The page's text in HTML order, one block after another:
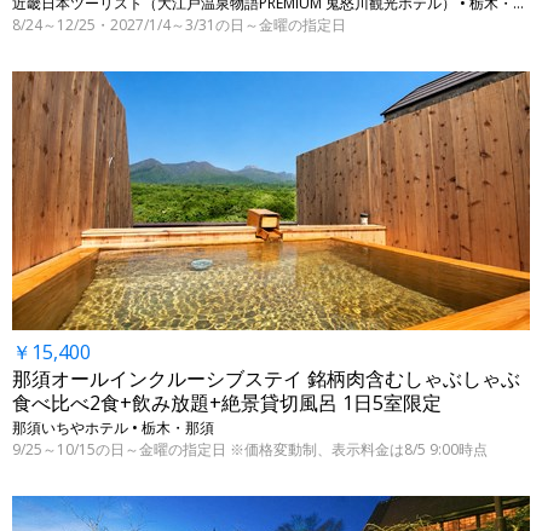
8/24～12/25・2027/1/4～3/31の日～金曜の指定日
￥15,400
那須オールインクルーシブステイ 銘柄肉含むしゃぶしゃぶ
食べ比べ2食+飲み放題+絶景貸切風呂 1日5室限定
那須いちやホテル • 栃木・那須
9/25～10/15の日～金曜の指定日 ※価格変動制、表示料金は8/5 9:00時点